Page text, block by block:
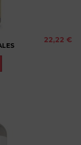
22,22 €